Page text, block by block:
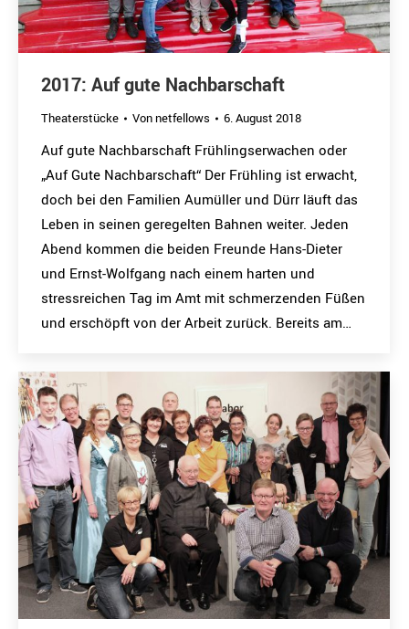
2017: Auf gute Nachbarschaft
Theaterstücke Vonnetfellows 6. August 2018
Auf gute Nachbarschaft Frühlingserwachen oder
„Auf Gute Nachbarschaft“ Der Frühling ist erwacht,
doch bei den Familien Aumüller und Dürr läuft das
Leben in seinen geregelten Bahnen weiter. Jeden
Abend kommen die beiden Freunde Hans-Dieter
und Ernst-Wolfgang nach einem harten und
stressreichen Tag im Amt mit schmerzenden Füßen
und erschöpft von der Arbeit zurück. Bereits am…